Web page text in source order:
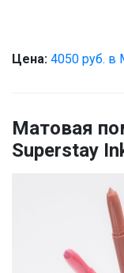
Цена: 4050 руб. в
Матовая
Superstay